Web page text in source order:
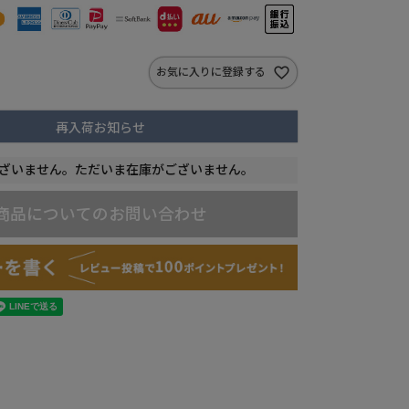
お気に入りに登録する
再入荷お知らせ
いません。ただいま在庫がございません。
品についてのお問い合わせ